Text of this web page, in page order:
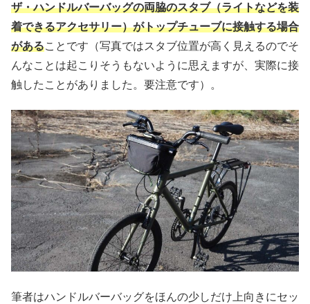
ザ・ハンドルバーバッグの両脇のスタブ（ライトなどを装
着できるアクセサリー）がトップチューブに接触する場合
があることです（写真ではスタブ位置が高く見えるのでそ
んなことは起こりそうもないように思えますが、実際に接
触したことがありました。要注意です）。
筆者はハンドルバーバッグをほんの少しだけ上向きにセッ